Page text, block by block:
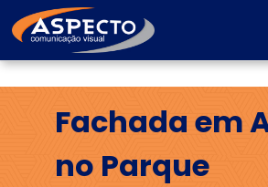
Fachada em
no Parque